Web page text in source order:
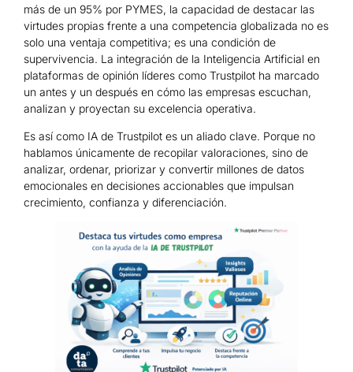
más de un 95% por PYMES, la capacidad de destacar las
virtudes propias frente a una competencia globalizada no es
solo una ventaja competitiva; es una condición de
supervivencia. La integración de la Inteligencia Artificial en
plataformas de opinión líderes como Trustpilot ha marcado
un antes y un después en cómo las empresas escuchan,
analizan y proyectan su excelencia operativa.
Es así como IA de Trustpilot es un aliado clave. Porque no
hablamos únicamente de recopilar valoraciones, sino de
analizar, ordenar, priorizar y convertir millones de datos
emocionales en decisiones accionables que impulsan
crecimiento, confianza y diferenciación.